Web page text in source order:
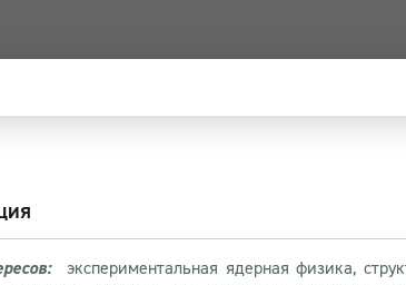
экспериментальная ядерная физика,